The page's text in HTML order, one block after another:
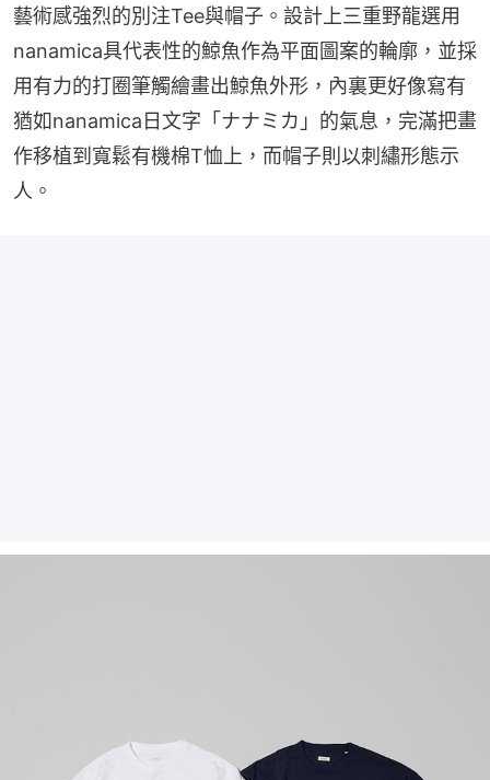
藝術感強烈的別注Tee與帽子。設計上三重野龍選用
nanamica具代表性的鯨魚作為平面圖案的輪廓，並採
用有力的打圈筆觸繪畫出鯨魚外形，內裏更好像寫有
猶如nanamica日文字「ナナミカ」的氣息，完滿把畫
作移植到寬鬆有機棉T恤上，而帽子則以刺繡形態示
人。